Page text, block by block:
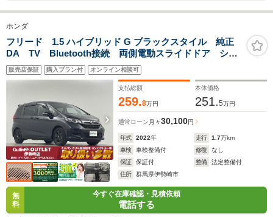
ホンダ
フリード 1.5 ハイブリッド G ブラックスタイル 純正
DA TV Bluetooth接続 両側電動スライドドア シー
トヒーター LEDヘッドライト スマートキー プッシ
ュスタート バックカメラ コーナーセンサー ドアバ
イザー ホンダセンシング 衝突被害軽減ブレーキ
販売店保証 購入プラン付 オンライン相談可
支払総額
259.8万円
本体価格
251.5万円
通常ローン 月々30,100円
年式 2022年 走行 1.7万km
車検
車検整備付 修復
なし
保証
保証付 整備
法定整備付
住所
群馬県伊勢崎市
無
料
今すぐ在庫確認・見積依頼
電話する